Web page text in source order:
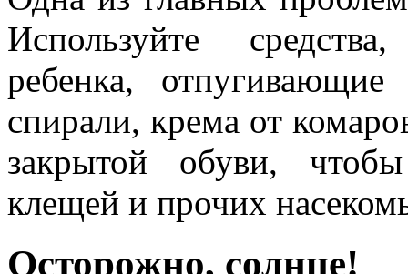
Используйте
ребенка,
спирали, крема от
закрытой обуви,
клещей и прочих
Осторожно, солнце!